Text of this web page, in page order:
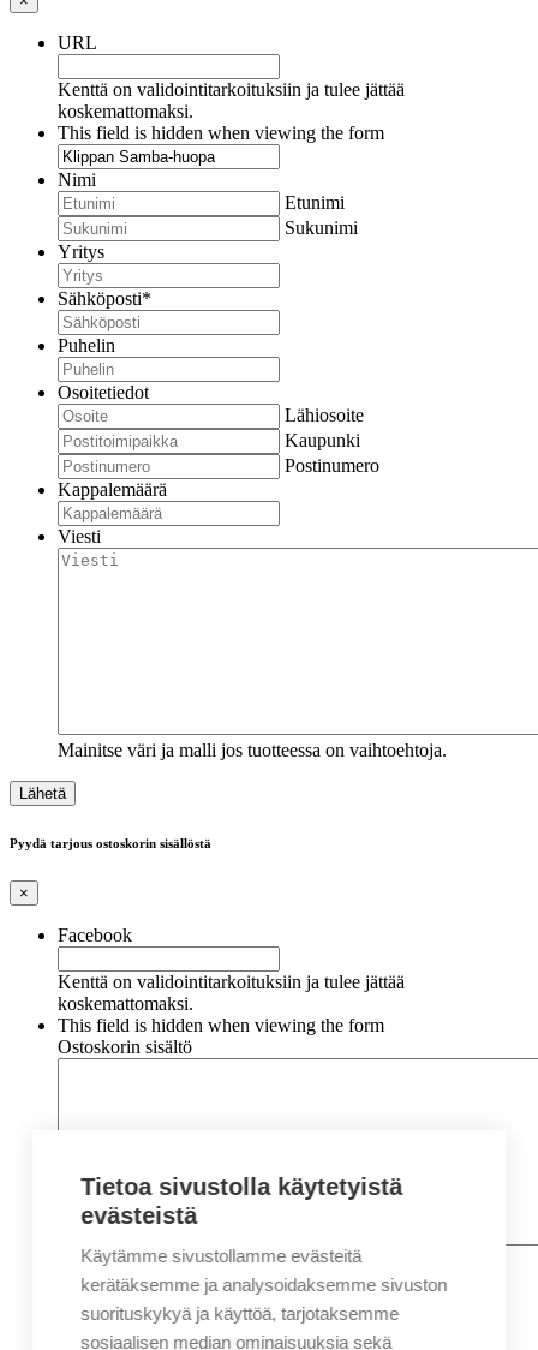
URL
Kenttä on validointitarkoituksiin ja tulee jättää
koskemattomaksi.
This field is hidden when viewing the form
Nimi
Etunimi
Sukunimi
Yritys
Sähköposti*
Puhelin
Osoitetiedot
Lähiosoite
Kaupunki
Postinumero
Kappalemäärä
Viesti
Mainitse väri ja malli jos tuotteessa on vaihtoehtoja.
Pyydä tarjous ostoskorin sisällöstä
×
Facebook
Kenttä on validointitarkoituksiin ja tulee jättää
koskemattomaksi.
This field is hidden when viewing the form
Ostoskorin sisältö
Nimi*
Etunimi
Sukunimi
Tietoa sivustolla käytetyistä
evästeistä
Käytämme sivustollamme evästeitä
kerätäksemme ja analysoidaksemme sivuston
suorituskykyä ja käyttöä, tarjotaksemme
sosiaalisen median ominaisuuksia sekä